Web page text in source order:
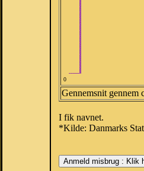
0
Gennemsnit gennem
I fik navnet.
*Kilde: Danmarks